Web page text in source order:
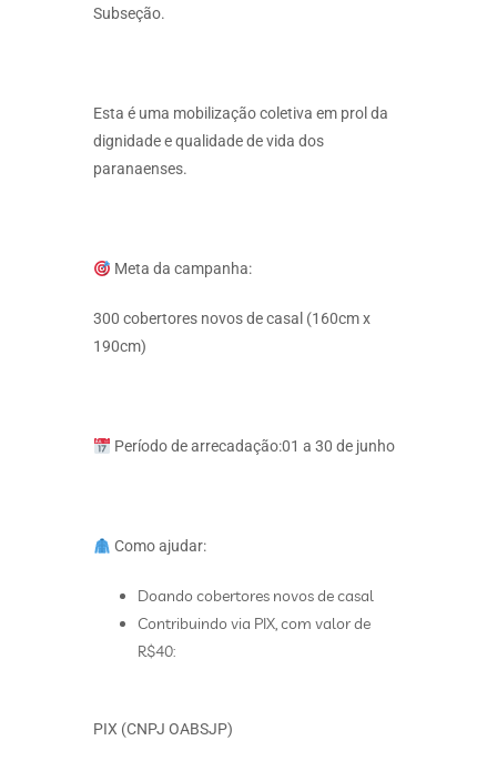
Subseção.
Esta é uma mobilização coletiva em prol da
dignidade e qualidade de vida dos
paranaenses.
Meta da campanha:
300 cobertores novos de casal (160cm x
190cm)
Período de arrecadação:01 a 30 de junho
Como ajudar:
Doando cobertores novos de casal
Contribuindo via PIX, com valor de
R$40:
PIX (CNPJ OABSJP)